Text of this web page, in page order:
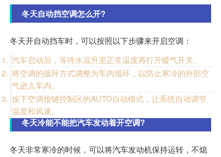
冬天自动挡空调怎么开?
冬天开自动挡车时，可以按照以下步骤来开启空调：
汽车启动后，等待水温升至正常温度再打开暖气开关。
将空调的循环方式调整为车内循环，以防止寒冷的外部空
气进入车内。
按下空调按键控制区的AUTO自动模式，让系统自动调节
温度和风速。
冬天冷能不能把汽车发动着开空调?
冬天非常寒冷的时候，可以将汽车发动机保持运转，不熄